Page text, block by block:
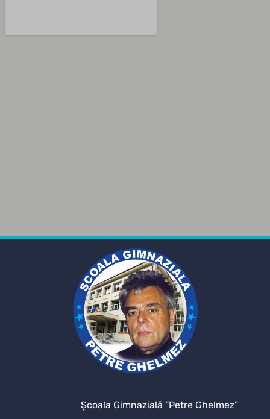
Şcoala Gimnazială “Petre Ghelmez”